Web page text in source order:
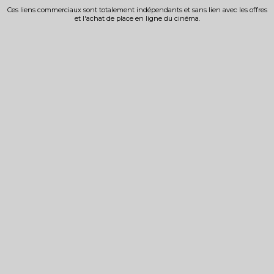
Ces liens commerciaux sont totalement indépendants et sans lien avec les offres
et l'achat de place en ligne du cinéma.